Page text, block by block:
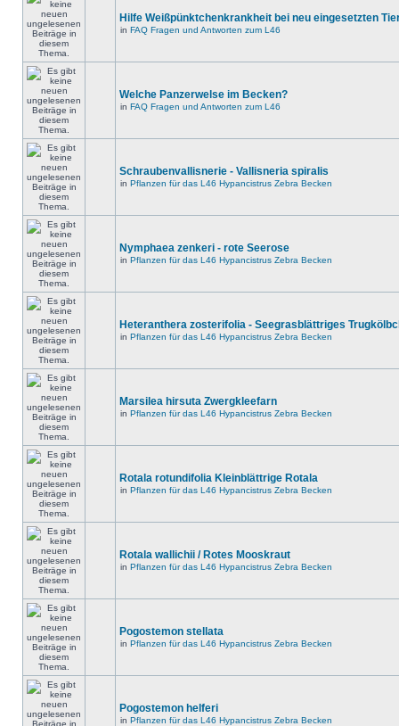
Hilfe Weißpünktchenkrankheit bei neu eingesetzten
in FAQ Fragen und Antworten zum L46
Welche Panzerwelse im Becken?
in FAQ Fragen und Antworten zum L46
Schraubenvallisnerie - Vallisneria spiralis
in Pflanzen für das L46 Hypancistrus Zebra Becken
Nymphaea zenkeri - rote Seerose
in Pflanzen für das L46 Hypancistrus Zebra Becken
Heteranthera zosterifolia - Seegrasblättriges
in Pflanzen für das L46 Hypancistrus Zebra Becken
Marsilea hirsuta Zwergkleefarn
in Pflanzen für das L46 Hypancistrus Zebra Becken
Rotala rotundifolia Kleinblättrige Rotala
in Pflanzen für das L46 Hypancistrus Zebra Becken
Rotala wallichii / Rotes Mooskraut
in Pflanzen für das L46 Hypancistrus Zebra Becken
Pogostemon stellata
in Pflanzen für das L46 Hypancistrus Zebra Becken
Pogostemon helferi
in Pflanzen für das L46 Hypancistrus Zebra Becken